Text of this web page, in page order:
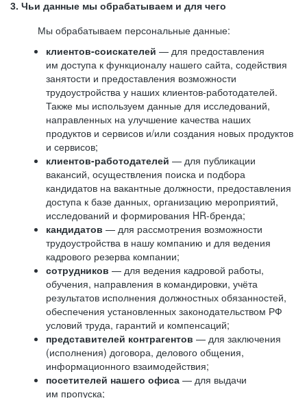
3. Чьи данные мы обрабатываем и для чего
Мы обрабатываем персональные данные:
клиентов-соискателей — для предоставления
им доступа к функционалу нашего сайта, содействия
занятости и предоставления возможности
трудоустройства у наших клиентов-работодателей.
Также мы используем данные для исследований,
направленных на улучшение качества наших
продуктов и сервисов и/или создания новых продуктов
и сервисов;
клиентов-работодателей — для публикации
вакансий, осуществления поиска и подбора
кандидатов на вакантные должности, предоставления
доступа к базе данных, организацию мероприятий,
исследований и формирования HR-бренда;
кандидатов — для рассмотрения возможности
трудоустройства в нашу компанию и для ведения
кадрового резерва компании;
сотрудников — для ведения кадровой работы,
обучения, направления в командировки, учёта
результатов исполнения должностных обязанностей,
обеспечения установленных законодательством РФ
условий труда, гарантий и компенсаций;
представителей контрагентов — для заключения
(исполнения) договора, делового общения,
информационного взаимодействия;
посетителей нашего офиса — для выдачи
им пропуска;